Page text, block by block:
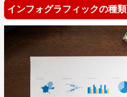
インフォグラフィックの種類